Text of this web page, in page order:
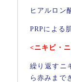
ヒアルロン
PRPによる
<ニキビ・
繰り返すニ
ら赤みまで